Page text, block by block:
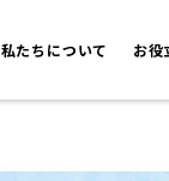
私たちについて お